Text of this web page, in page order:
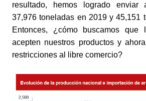
resultado, hemos logrado enviar
37,976 toneladas en 2019 y 45,151
Entonces, ¿cómo buscamos que
acepten nuestros productos y
restricciones al libre comercio?